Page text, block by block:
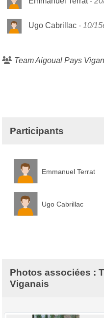
Ugo Cabrillac 10/
Team Aigoual Pays
Participants
Emmanuel Terrat
Ugo Cabrillac
Photos associées :
Viganais